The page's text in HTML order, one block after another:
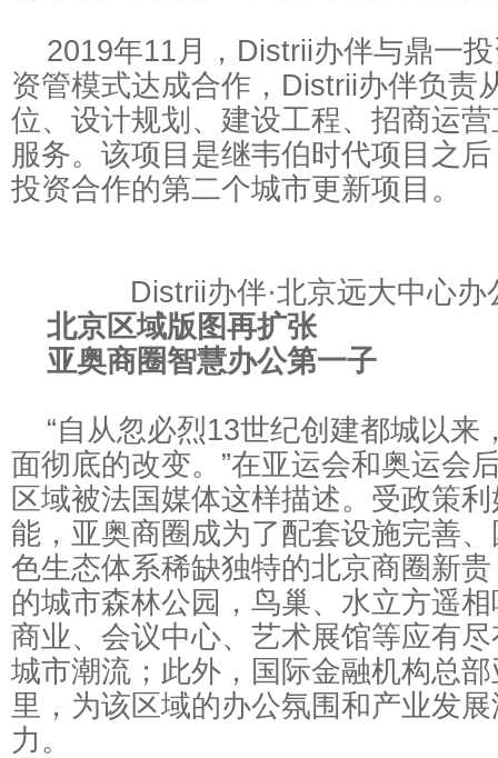
2019年11月，Distrii办伴与鼎一
资管模式达成合作，Distrii办伴负责
位、设计规划、建设工程、招商运
服务。该项目是继韦伯时代项目之
投资合作的第二个城市更新项目。
Distrii办伴·北京远大中心办
北京区域版图再扩张
亚奥商圈智慧办公第一子
“自从忽必烈13世纪创建都城以来
面彻底的改变。”在亚运会和奥运会
区域被法国媒体这样描述。受政策
能，亚奥商圈成为了配套设施完善
色生态体系稀缺独特的北京商圈新
的城市森林公园，鸟巢、水立方遥
商业、会议中心、艺术展馆等应有
城市潮流；此外，国际金融机构总
里，为该区域的办公氛围和产业发
力。